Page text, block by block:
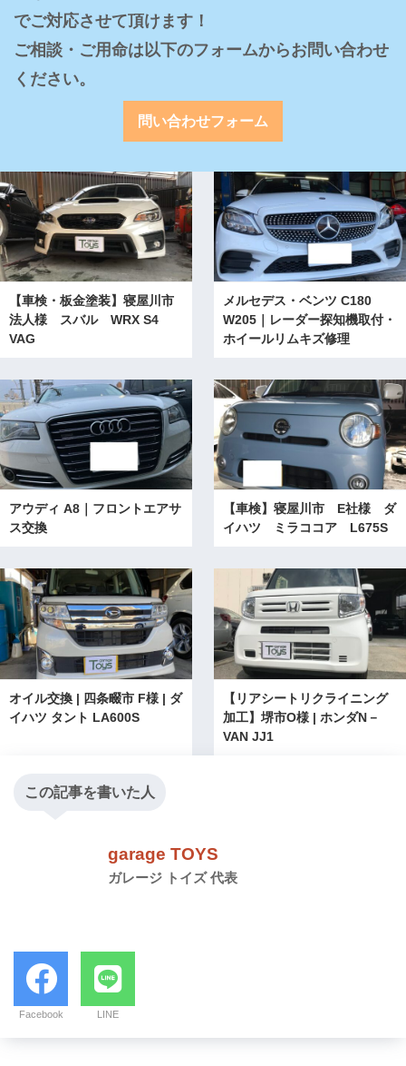
でご対応させて頂けます！
ご相談・ご用命は以下のフォームからお問い合わせ
ください。
問い合わせフォーム
【車検・板金塗装】寝屋川市
法人様 スバル WRX S4
VAG
メルセデス・ベンツ C180
W205｜レーダー探知機取付・
ホイールリムキズ修理
アウディ A8｜フロントエアサ
ス交換
【車検】寝屋川市 E社様 ダ
イハツ ミラココア L675S
オイル交換 | 四条畷市 F様 | ダ
イハツ タント LA600S
【リアシートリクライニング
加工】堺市O様 | ホンダN－
VAN JJ1
この記事を書いた人
garage TOYS
ガレージ トイズ 代表
Facebook LINE